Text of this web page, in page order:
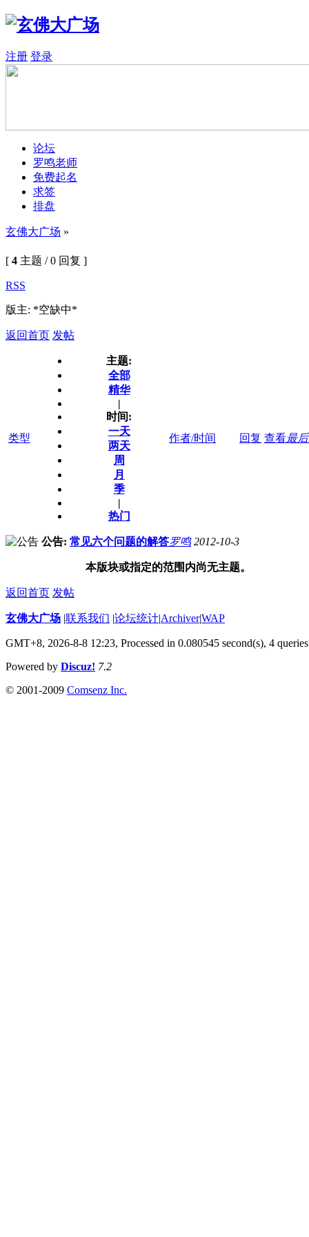
注册 登录
论坛
罗鸣老师
免费起名
求签
排盘
玄佛大广场 »
[ 4 主题 / 0 回复 ]
RSS
版主: *空缺中*
返回首页 发帖
类型
主题:
全部
精华
|
时间:
一天
两天
周
月
季
|
热门
作者/时间 回复 查看最
公告: 常见六个问题的解答罗鸣 2012-10-3
本版块或指定的范围内尚无主题。
返回首页 发帖
玄佛大广场 |联系我们 |论坛统计|Archiver|WAP
GMT+8, 2026-8-8 12:23, Processed in 0.080545 second(s), 4 queries
Powered by Discuz! 7.2
© 2001-2009 Comsenz Inc.